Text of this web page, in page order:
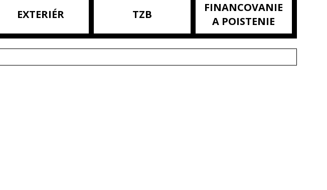
EXTERIÉR TZB
FINANCOVANIE
A POISTENIE